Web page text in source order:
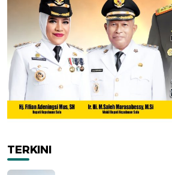
TERKINI